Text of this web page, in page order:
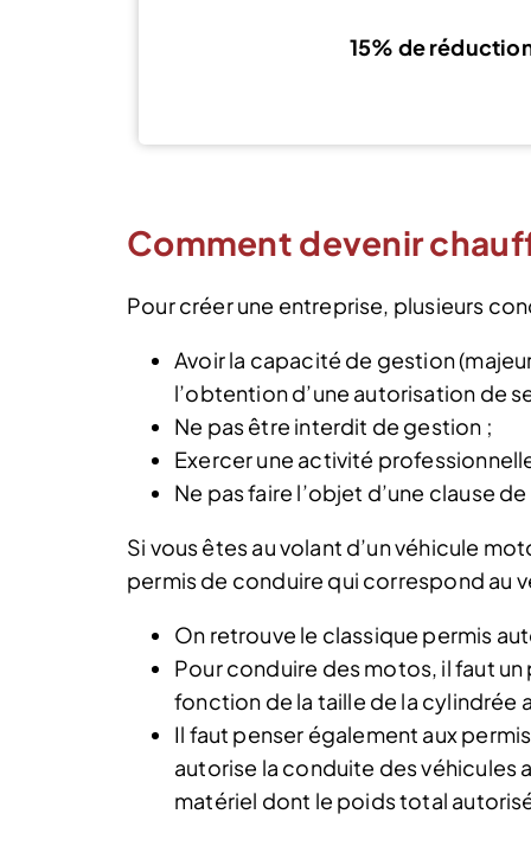
15% de
Comment devenir
Pour créer une entreprise, plusieurs
Avoir la capacité de gestion
l’obtention d’une autorisation de
Ne pas être interdit de gestion ;
Exercer une activité
Ne pas faire l’objet d’une clause
Si vous êtes au volant d’un véhicule
permis de conduire qui correspond au
On retrouve le classique permis
Pour conduire des motos, il faut un
fonction de la taille de la cylindrée
Il faut penser également aux
autorise la conduite des véhicules
matériel dont le poids total